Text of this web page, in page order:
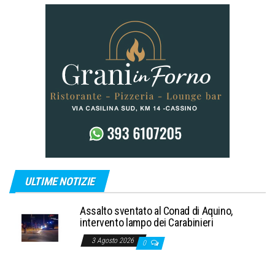
ULTIME NOTIZIE
Assalto sventato al Conad di Aquino,
intervento lampo dei Carabinieri
3 Agosto 2026 0